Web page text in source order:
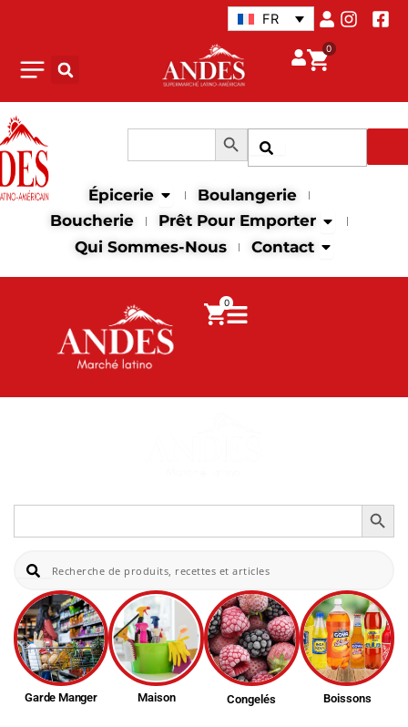
FR
0
Search
Search Button
Épicerie Open Épicerie
Boulangerie
Boucherie
Prêt Pour Emporter Open Prêt
Qui Sommes-Nous Contact Open
0
Search
Search Button
Garde Manger Maison Congelés Boissons